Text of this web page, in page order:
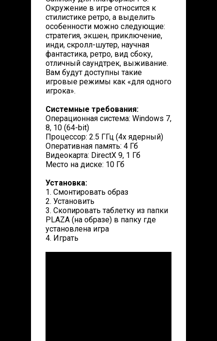
Окружение в игре относится к
cтилистике ретро, а выделить
особенности можно следующие:
стратегия, экшен, приключение,
инди, скролл-шутер, научная
фантастика, ретро, вид сбоку,
отличный саундтрек, выживание.
Вам будут доступны такие
игровые режимы как «для одного
игрока».
Системные требования:
Операционная система: Windows 7,
8, 10 (64-bit)
Процессор: 2.5 ГГц (4х ядерный)
Оперативная память: 4 Гб
Видеокарта: DirectX 9, 1 Гб
Место на диске: 10 Гб
Установка:
1. Смонтировать образ
2. Установить
3. Скопировать таблетку из папки
PLAZA (на образе) в папку где
установлена игра
4. Играть